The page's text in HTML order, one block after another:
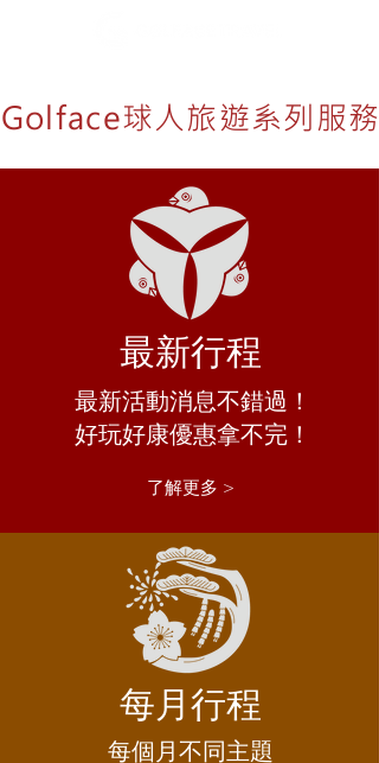
​Golface球人旅遊系列服務
最新行程
​最新活動消息不錯過！
​好玩好康優惠拿不完！​
了解更多 >
​每月行程
​每個月不同主題